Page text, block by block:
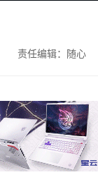
责任编辑：随心